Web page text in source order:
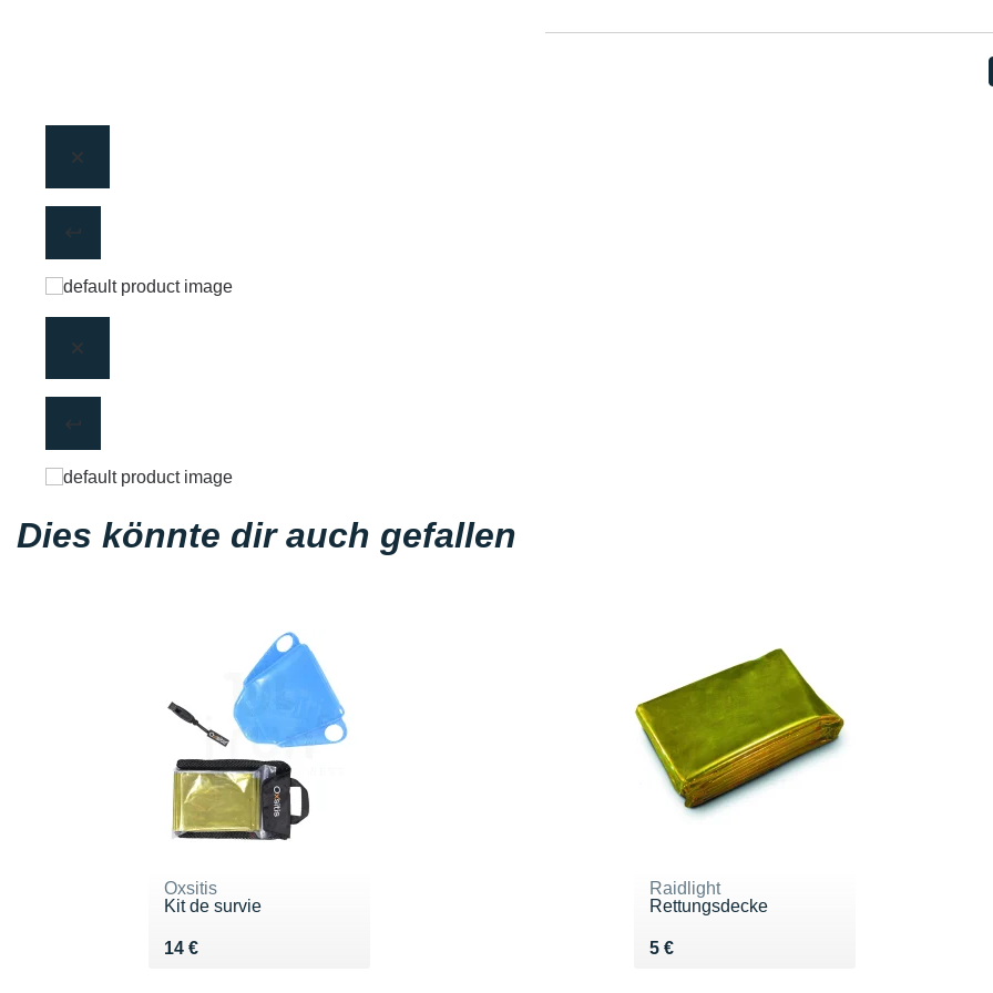
Dies könnte dir auch gefallen
Oxsitis
Kit de survie
14 €
Vendu 14 €
Raidlight
Rettungsdecke
5 €
Vendu 5 €